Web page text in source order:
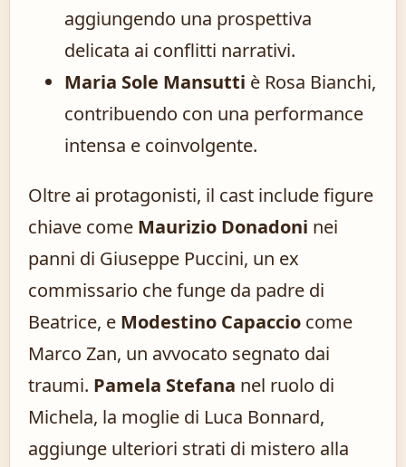
aggiungendo una prospettiva
delicata ai conflitti narrativi.
Maria Sole Mansutti è Rosa Bianchi,
contribuendo con una performance
intensa e coinvolgente.
Oltre ai protagonisti, il cast include figure
chiave come Maurizio Donadoni nei
panni di Giuseppe Puccini, un ex
commissario che funge da padre di
Beatrice, e Modestino Capaccio come
Marco Zan, un avvocato segnato dai
traumi. Pamela Stefana nel ruolo di
Michela, la moglie di Luca Bonnard,
aggiunge ulteriori strati di mistero alla